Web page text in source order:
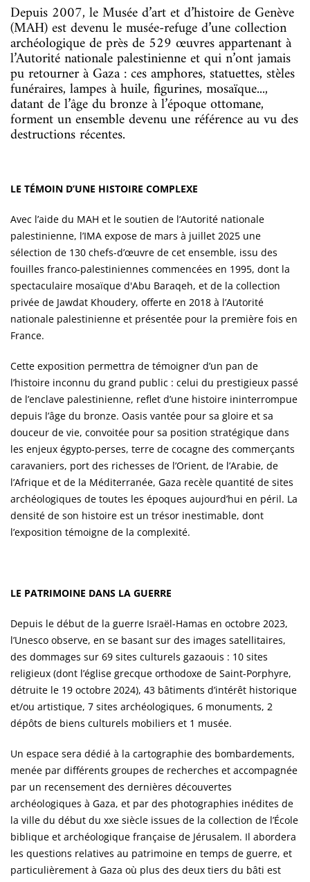
Depuis 2007, le Musée d’art et d’histoire de Genève
(MAH) est devenu le musée-refuge d’une collection
archéologique de près de 529 œuvres appartenant à
l’Autorité nationale palestinienne et qui n’ont jamais
pu retourner à Gaza : ces amphores, statuettes, stèles
funéraires, lampes à huile, figurines, mosaïque...,
datant de l’âge du bronze à l’époque ottomane,
forment un ensemble devenu une référence au vu des
destructions récentes.
LE TÉMOIN D’UNE HISTOIRE COMPLEXE
Avec l’aide du MAH et le soutien de l’Autorité nationale
palestinienne, l’IMA expose de mars à juillet 2025 une
sélection de 130 chefs-d’œuvre de cet ensemble, issu des
fouilles franco-palestiniennes commencées en 1995, dont la
spectaculaire mosaïque d'Abu Baraqeh, et de la collection
privée de Jawdat Khoudery, offerte en 2018 à l’Autorité
nationale palestinienne et présentée pour la première fois en
France.
Cette exposition permettra de témoigner d’un pan de
l’histoire inconnu du grand public : celui du prestigieux passé
de l’enclave palestinienne, reflet d’une histoire ininterrompue
depuis l’âge du bronze. Oasis vantée pour sa gloire et sa
douceur de vie, convoitée pour sa position stratégique dans
les enjeux égypto-perses, terre de cocagne des commerçants
caravaniers, port des richesses de l’Orient, de l’Arabie, de
l’Afrique et de la Méditerranée, Gaza recèle quantité de sites
archéologiques de toutes les époques aujourd’hui en péril. La
densité de son histoire est un trésor inestimable, dont
l’exposition témoigne de la complexité.
LE PATRIMOINE DANS LA GUERRE
Depuis le début de la guerre Israël-Hamas en octobre 2023,
l’Unesco observe, en se basant sur des images satellitaires,
des dommages sur 69 sites culturels gazaouis : 10 sites
religieux (dont l’église grecque orthodoxe de Saint-Porphyre,
détruite le 19 octobre 2024), 43 bâtiments d’intérêt historique
et/ou artistique, 7 sites archéologiques, 6 monuments, 2
dépôts de biens culturels mobiliers et 1 musée.
Un espace sera dédié à la cartographie des bombardements,
menée par différents groupes de recherches et accompagnée
par un recensement des dernières découvertes
archéologiques à Gaza, et par des photographies inédites de
la ville du début du xxe siècle issues de la collection de l’École
biblique et archéologique française de Jérusalem. Il abordera
les questions relatives au patrimoine en temps de guerre, et
particulièrement à Gaza où plus des deux tiers du bâti est